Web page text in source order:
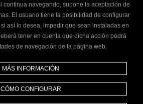
sido creadas en exclusiva para
cómo formar parte de
continua navegando, supone la aceptación de
El usuario tiene la posibilidad de configurar
así lo desea, impedir que sean instaladas en
tener en cuenta que dicha acción podrá
de navegación de la página web.
MÁS INFORMACIÓN
CÓMO CONFIGURAR